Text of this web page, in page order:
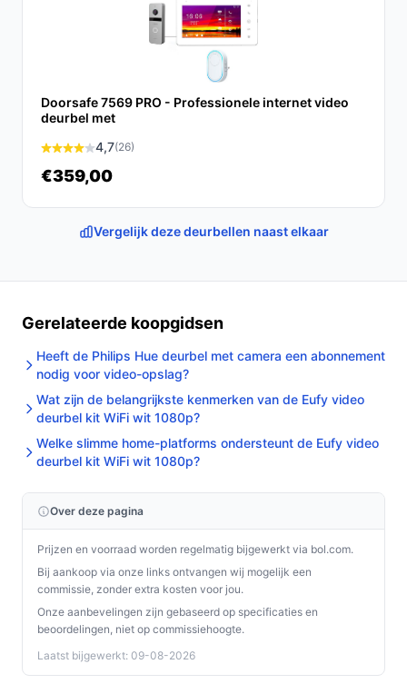
Doorsafe 7569 PRO - Professionele internet video
deurbel met
4,7(26)
€359,00
Vergelijk deze deurbellen naast elkaar
Gerelateerde koopgidsen
Heeft de Philips Hue deurbel met camera een abonnement
nodig voor video-opslag?
Wat zijn de belangrijkste kenmerken van de Eufy video
deurbel kit WiFi wit 1080p?
Welke slimme home-platforms ondersteunt de Eufy video
deurbel kit WiFi wit 1080p?
Over deze pagina
Prijzen en voorraad worden regelmatig bijgewerkt via bol.com.
Bij aankoop via onze links ontvangen wij mogelijk een
commissie, zonder extra kosten voor jou.
Onze aanbevelingen zijn gebaseerd op specificaties en
beoordelingen, niet op commissiehoogte.
Laatst bijgewerkt: 09-08-2026